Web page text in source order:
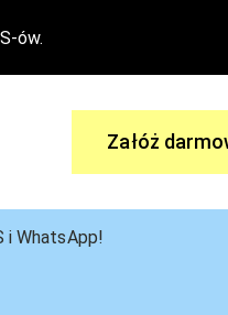
ów.
Załóż
i WhatsApp!